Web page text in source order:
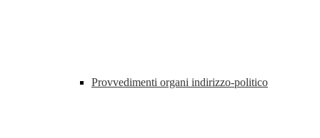
Provvedimenti organi indirizzo-politico